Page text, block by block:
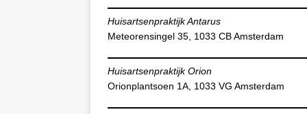
Huisartsenpraktijk Antarus
Meteorensingel 35, 1033 CB Amsterdam
Huisartsenpraktijk Orion
Orionplantsoen 1A, 1033 VG Amsterdam